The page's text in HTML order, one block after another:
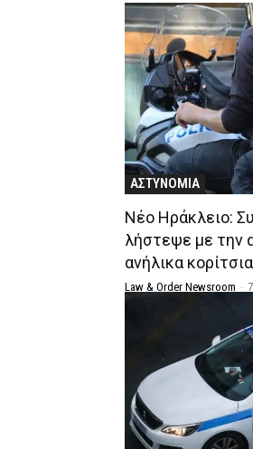
ΑΣΤΥΝΟΜΙΑ
Νέο Ηράκλειο:
λήστεψε με την
ανήλικα κορίτσια
Law & Order Newsroom -